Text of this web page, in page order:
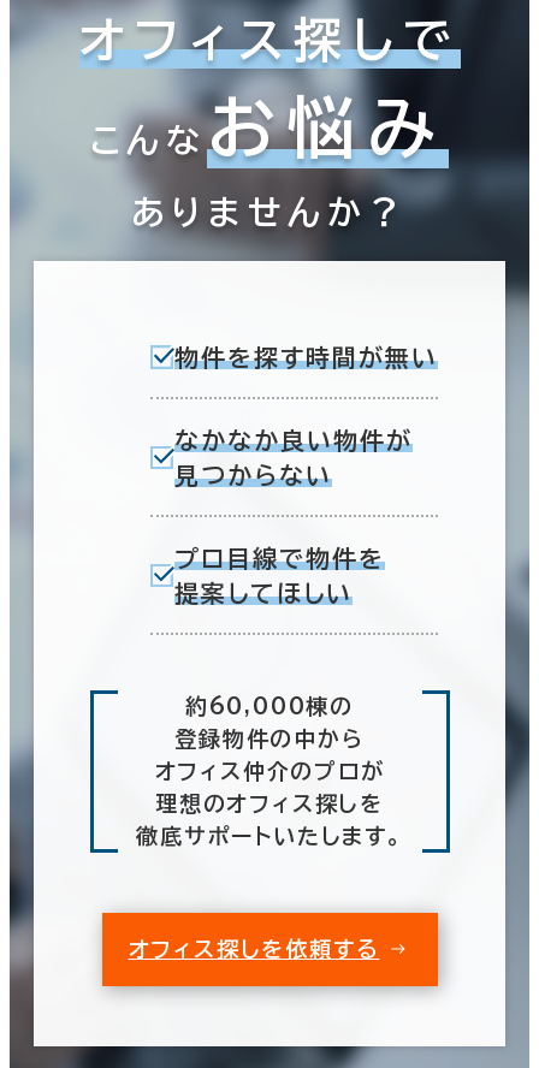
オフィス探しで
こんなお悩み
ありませんか？
物件を探す時間が無い
なかなか良い物件が
見つからない
プロ目線で物件を
提案してほしい
約60,000棟の
登録物件の中から
オフィス仲介のプロが
理想のオフィス探しを
徹底サポートいたします。
オフィス探しを依頼する
(3,862)
1室(1棟)
この条件で検索する
即入居可能
3か月以内
６か月以内
６か月以上
10年以内
20年以内 30年以内
2階以上
制震・免震構造
駐車場設備あり
1フロア面積100坪以上
該当数 1室(1棟)